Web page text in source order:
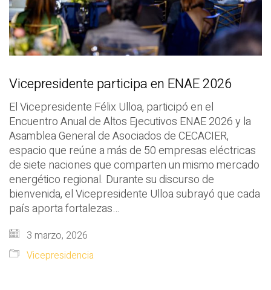
Vicepresidente participa en ENAE 2026
El Vicepresidente Félix Ulloa, participó en el
Encuentro Anual de Altos Ejecutivos ENAE 2026 y la
Asamblea General de Asociados de CECACIER,
espacio que reúne a más de 50 empresas eléctricas
de siete naciones que comparten un mismo mercado
energético regional. Durante su discurso de
bienvenida, el Vicepresidente Ulloa subrayó que cada
país aporta fortalezas…
3 marzo, 2026
Vicepresidencia